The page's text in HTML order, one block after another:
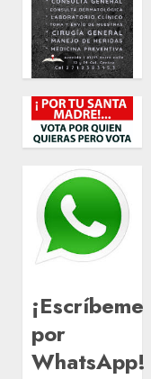
¡Escríbeme
por
WhatsApp!